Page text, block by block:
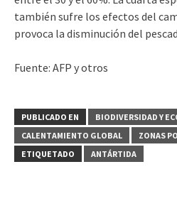
también sufre los efectos del
provoca la disminución del
Fuente: AFP y otros
PUBLICADO EN
BIODIVERSIDAD Y
CALENTAMIENTO GLOBAL
ZONAS
ETIQUETADO
ANTÁRTIDA